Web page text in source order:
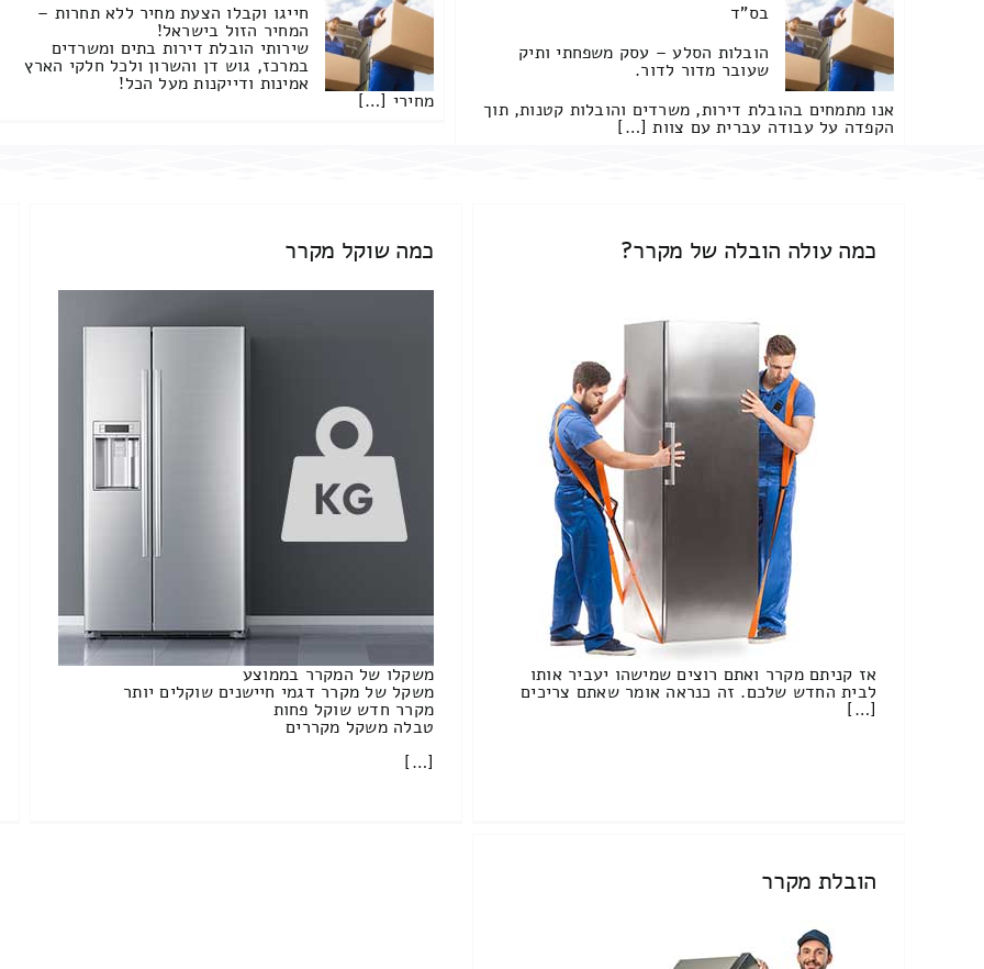
בס"ד
הובלות הסלע – עסק משפחתי ותיק
שעובר מדור לדור.
אנו מתמחים בהובלת דירות, משרדים והובלות קטנות, תוך
הקפדה על עבודה עברית עם צוות […]
חייגו וקבלו הצעת מחיר ללא תחרות –
המחיר הזול בישראל!
שירותי הובלת דירות בתים ומשרדים
במרכז, גוש דן והשרון ולכל חלקי הארץ
אמינות ודייקנות מעל הכל!
מחירי […]
כמה עולה הובלה של מקרר?
אז קניתם מקרר ואתם רוצים שמישהו יעביר אותו
לבית החדש שלכם. זה כנראה אומר שאתם צריכים
[…]
כמה שוקל מקרר
משקלו של המקרר בממוצע
משקל של מקרר דגמי חיישנים שוקלים יותר
מקרר חדש שוקל פחות
טבלה משקל מקררים
[…]
הובלת מקרר